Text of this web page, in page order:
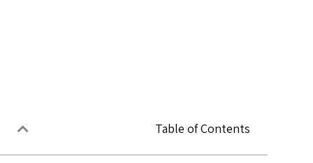
Table of Contents